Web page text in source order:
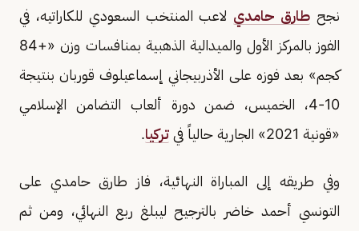
نجح طارق حامدي لاعب المنتخب السعودي للكاراتيه، في
الفوز بالمركز الأول والميدالية الذهبية بمنافسات وزن «+84
كجم» بعد فوزه على الأذربيجاني إسماعيلوف قوربان بنتيجة
10-4، الخميس، ضمن دورة ألعاب التضامن الإسلامي
«قونية 2021» الجارية حالياً في
تركيا.
وفي طريقه إلى المباراة النهائية، فاز طارق حامدي على
التونسي أحمد خاضر بالترجيح ليبلغ ربع النهائي، ومن ثم